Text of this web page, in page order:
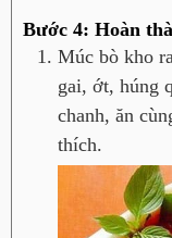
Bước 4: Hoàn
Múc bò kho
gai, ớt, húng
chanh, ăn
thích.